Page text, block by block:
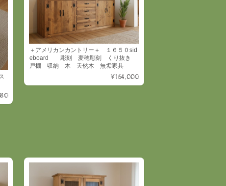
＋アメリカンカントリー＋ １６５０sid
eboard 彫刻 麦穂彫刻 くり抜き
戸棚 収納 木 天然木 無垢家具
¥164,000